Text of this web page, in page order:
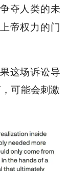
夺人类的未
帝权力的门
这场诉讼导
可能会刺激